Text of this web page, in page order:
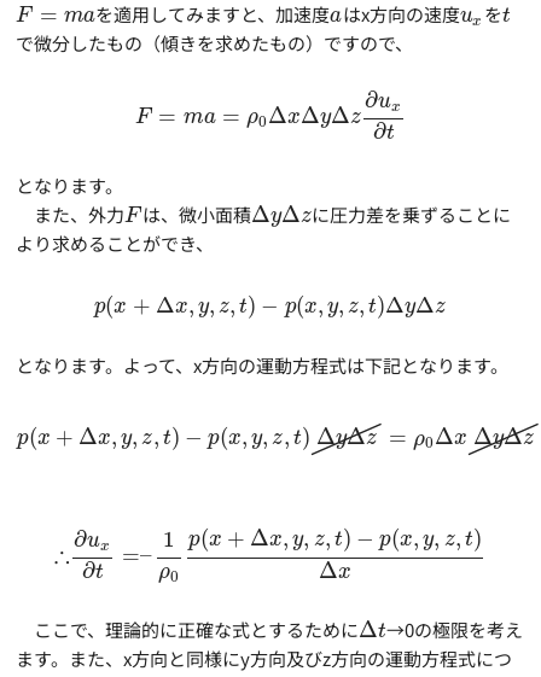
F = maを適用してみますと、加速度aはx方向の速度ux をt
で微分したもの（傾きを求めたもの）ですので、
F = ma = ρ0ΔxΔyΔz
∂ux
∂t
となります。
また、外力F は、微小面積ΔyΔzに圧力差を乗ずることに
より求めることができ、
p(x + Δx, y, z, t) − p(x, y, z, t)ΔyΔz
となります。よって、x方向の運動方程式は下記となります。
p(x + Δx, y, z, t) − p(x, y, z, t) ΔyΔz = ρ0Δx ΔyΔz
∴ ∂ux
∂t
=–
1
ρ0
p(x + Δx, y, z, t) − p(x, y, z, t)
Δx
ここで、理論的に正確な式とするためにΔt→0の極限を考え
ます。また、x方向と同様にy方向及びz方向の運動方程式につ